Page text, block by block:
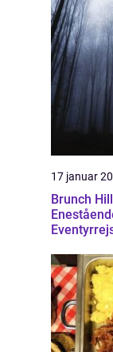
17 januar
Brunch